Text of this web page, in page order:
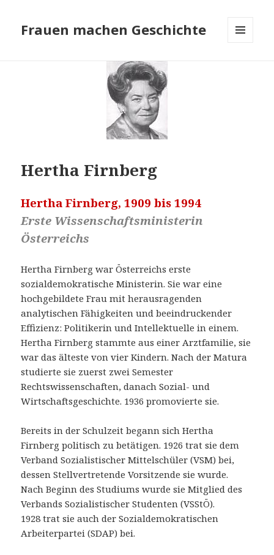
Frauen machen Geschichte
Hertha Firnberg
Hertha Firnberg, 1909 bis 1994
Erste Wissenschaftsministerin
Österreichs
Hertha Firnberg war Österreichs erste
sozialdemokratische Ministerin. Sie war eine
hochgebildete Frau mit herausragenden
analytischen Fähigkeiten und beeindruckender
Effizienz: Politikerin und Intellektuelle in einem.
Hertha Firnberg stammte aus einer Arztfamilie, sie
war das älteste von vier Kindern. Nach der Matura
studierte sie zuerst zwei Semester
Rechtswissenschaften, danach Sozial- und
Wirtschaftsgeschichte. 1936 promovierte sie.
Bereits in der Schulzeit begann sich Hertha
Firnberg politisch zu betätigen. 1926 trat sie dem
Verband Sozialistischer Mittelschüler (VSM) bei,
dessen Stellvertretende Vorsitzende sie wurde.
Nach Beginn des Studiums wurde sie Mitglied des
Verbands Sozialistischer Studenten (VSStÖ).
1928 trat sie auch der Sozialdemokratischen
Arbeiterpartei (SDAP) bei.